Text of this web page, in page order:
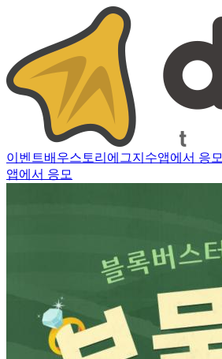
이벤트배우스토리 에그지수앱에서 응모
앱에서 응모